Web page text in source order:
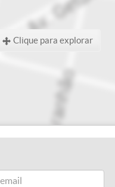
Clique para explorar